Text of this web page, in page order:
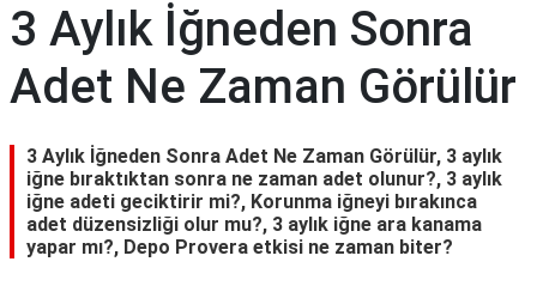
3 Aylık İğneden Sonra
Adet Ne Zaman Görülür
3 Aylık İğneden Sonra Adet Ne Zaman Görülür, 3 aylık
iğne bıraktıktan sonra ne zaman adet olunur?, 3 aylık
iğne adeti geciktirir mi?, Korunma iğneyi bırakınca
adet düzensizliği olur mu?, 3 aylık iğne ara kanama
yapar mı?, Depo Provera etkisi ne zaman biter?